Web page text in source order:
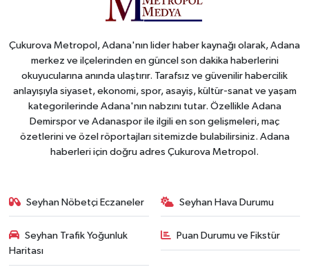
Çukurova Metropol, Adana'nın lider haber kaynağı olarak, Adana
merkez ve ilçelerinden en güncel son dakika haberlerini
okuyucularına anında ulaştırır. Tarafsız ve güvenilir habercilik
anlayışıyla siyaset, ekonomi, spor, asayiş, kültür-sanat ve yaşam
kategorilerinde Adana'nın nabzını tutar. Özellikle Adana
Demirspor ve Adanaspor ile ilgili en son gelişmeleri, maç
özetlerini ve özel röportajları sitemizde bulabilirsiniz. Adana
haberleri için doğru adres Çukurova Metropol.
Seyhan Nöbetçi Eczaneler Seyhan Hava Durumu
Seyhan Trafik Yoğunluk
Haritası
Puan Durumu ve Fikstür